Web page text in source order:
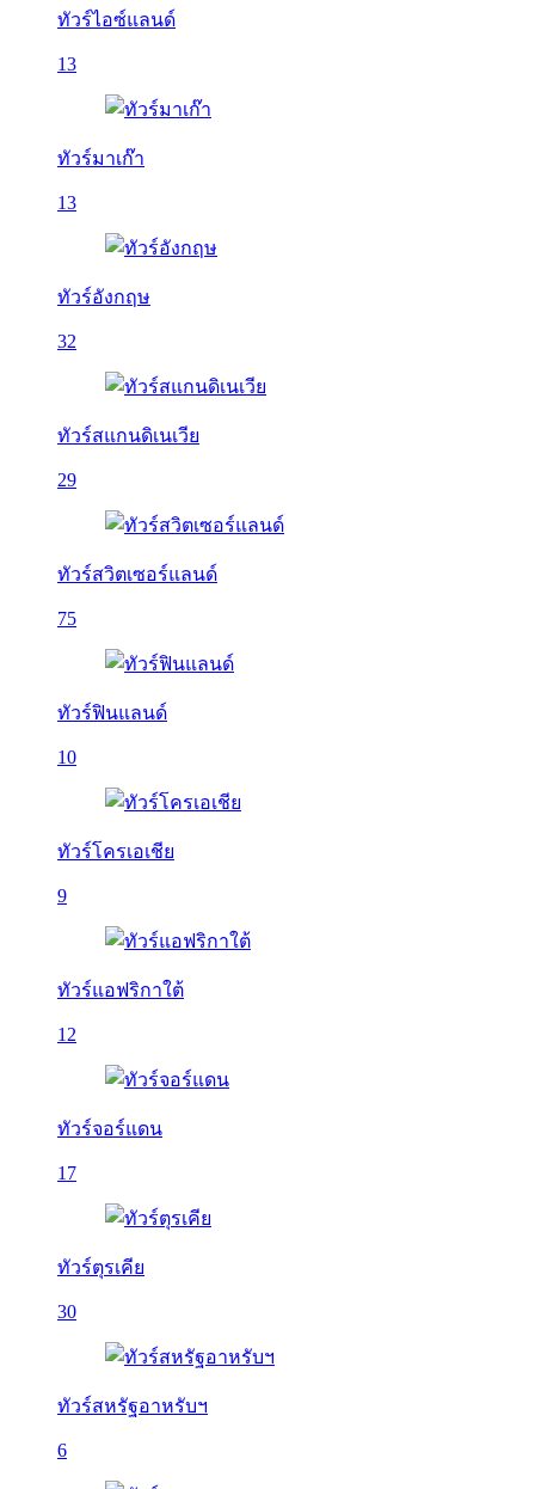
ทัวร์ไอซ์แลนด์
13
ทัวร์มาเก๊า
13
ทัวร์อังกฤษ
32
ทัวร์สแกนดิเนเวีย
29
ทัวร์สวิตเซอร์แลนด์
75
ทัวร์ฟินแลนด์
10
ทัวร์โครเอเชีย
9
ทัวร์แอฟริกาใต้
12
ทัวร์จอร์แดน
17
ทัวร์ตุรเคีย
30
ทัวร์สหรัฐอาหรับฯ
6